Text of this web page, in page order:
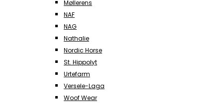
Møllerens
NAF
NAG
Nathalie
Nordic Horse
St. Hippolyt
Urtefarm
Versele-Laga
Woof Wear